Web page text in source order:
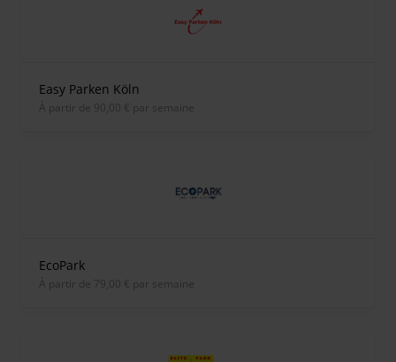
Easy Parken Köln
À partir de 90,00 € par semaine
EcoPark
À partir de 79,00 € par semaine